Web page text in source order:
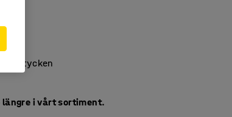
stycken
i vårt sortiment.